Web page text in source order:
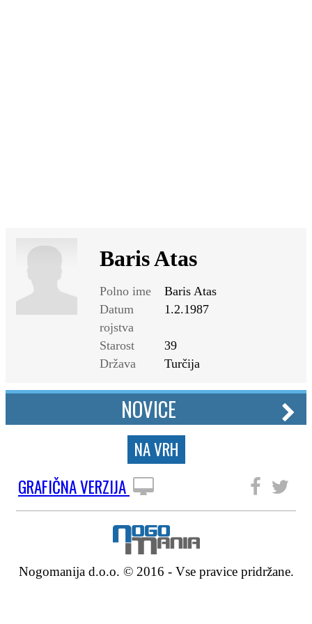
Baris Atas
Polno ime
Baris Atas
Datum
rojstva
1.2.1987
Starost
39
Država
Turčija
NOVICE
NA VRH
GRAFIČNA VERZIJA
Nogomanija d.o.o. © 2016 - Vse pravice pridržane.